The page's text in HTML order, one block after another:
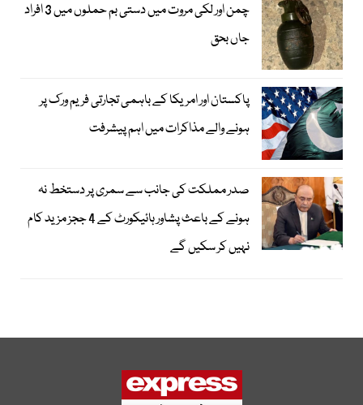
چمن اور لکی مروت میں دستی بم حملوں میں 3 افراد
جاں بحق
پاکستان اور امریکا کے باہمی تجارتی فریم ورک پر
ہونے والے مذاکرات میں اہم پیشرفت
صدر مملکت کی جانب سے سمری پر دستخط نہ
ہونے کے باعث پشاور ہائیکورٹ کے 4 ججز مزید کام
نہیں کر سکیں گے